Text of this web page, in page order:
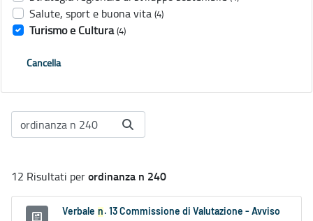
Salute, sport e buona vita (4)
Turismo e Cultura (4)
Cancella
12 Risultati perordinanza n 240
Verbale n . 13 Commissione di Valutazione - Avviso